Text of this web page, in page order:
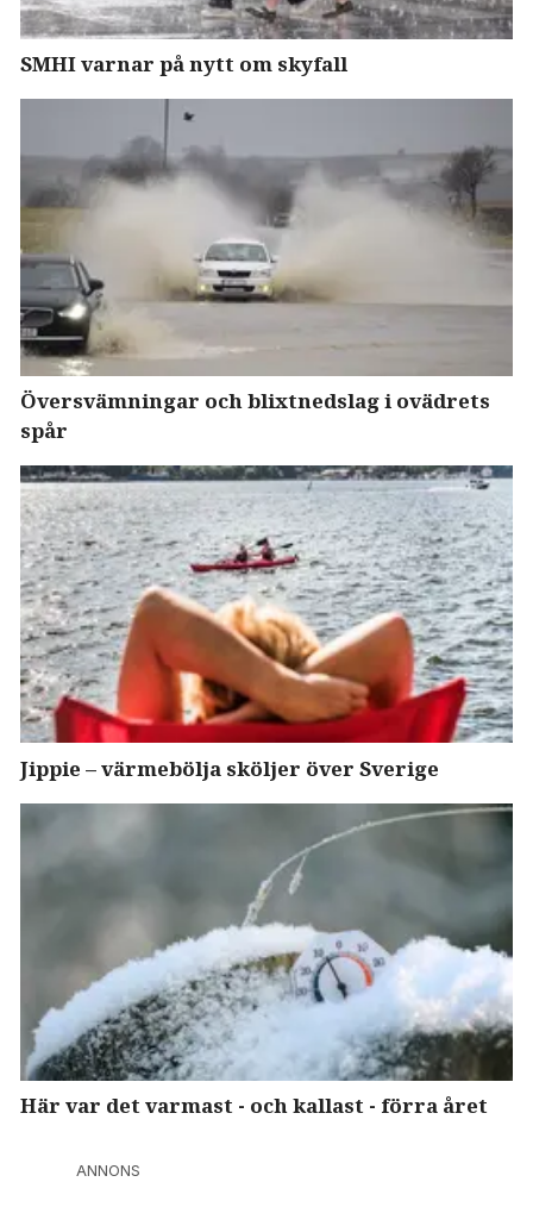
SMHI varnar på nytt om skyfall
Översvämningar och blixtnedslag i ovädrets
spår
Jippie – värmebölja sköljer över Sverige
Här var det varmast - och kallast - förra året
ANNONS